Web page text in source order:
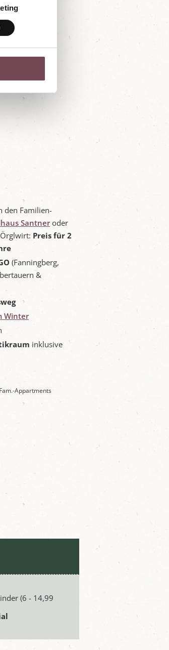
den Familien-
Santneroder
Preis für 2
(Fanningberg,
&
Winter
inklusive
Appartments
(6 - 14,99